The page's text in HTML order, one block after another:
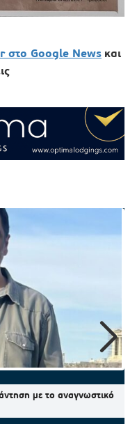
στο Google News και
με το αναγνωστικό